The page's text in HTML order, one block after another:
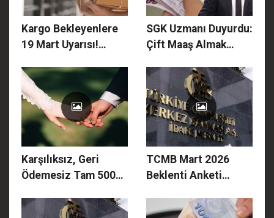
Kargo Bekleyenlere
19 Mart Uyarısı!
Kargolar Açık mı?
Saat 12.30 Detayına
Dikkat!
SGK Uzmanı Duyurdu:
Çift Maaş Almak
Kendi Maaşınızın
Yanına Ek Gelir
Bağlatmanın
Formülü!
Karşılıksız, Geri
Ödemesiz Tam 500
Hazırlığındaki
TCMB Mart 2026
Beklenti Anketi
Düşüyor, Enflasyon